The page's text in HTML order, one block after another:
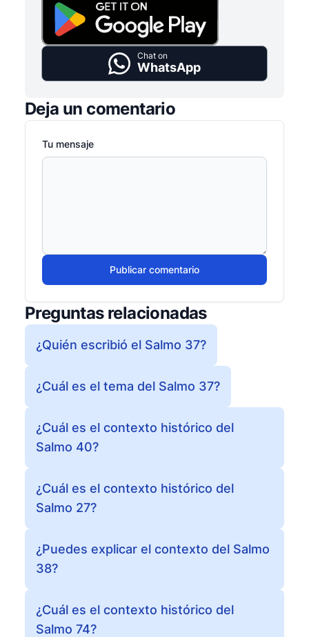
Chat on
WhatsApp
Deja un comentario
Tu mensaje
Publicar comentario
Preguntas relacionadas
¿Quién escribió el Salmo 37?
¿Cuál es el tema del Salmo 37?
¿Cuál es el contexto histórico del
Salmo 40?
¿Cuál es el contexto histórico del
Salmo 27?
¿Puedes explicar el contexto del Salmo
38?
¿Cuál es el contexto histórico del
Salmo 74?